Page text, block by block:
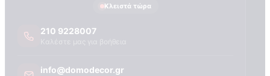
Κλειστά τώρα
210 9228007
info@domodecor.gr